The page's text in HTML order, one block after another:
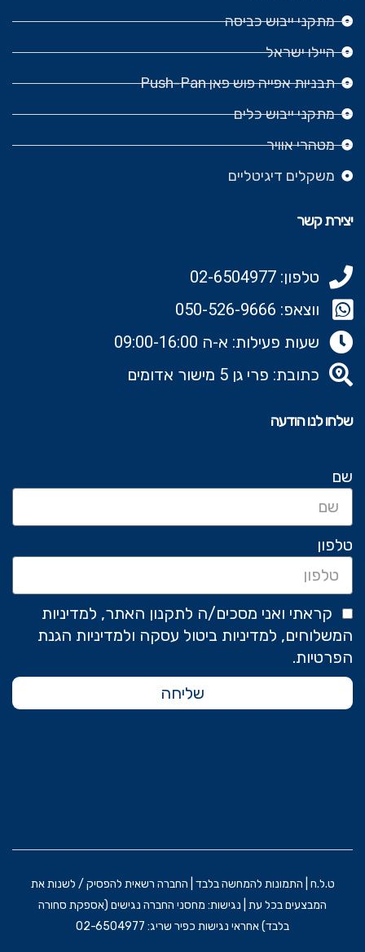
מתקני ייבוש כביסה
היילו ישראל
תבניות אפייה פוש פאן Push-Pan
מתקני ייבוש כלים
מטהרי אוויר
משקלים דיגיטליים
יצירת קשר
טלפון: 02-6504977
ווצאפ: 050-526-9666‬
שעות פעילות: א-ה 09:00-16:00
כתובת: פרי גן 5 מישור אדומים
שלחו לנו הודעה
שם
טלפון
קראתי ואני מסכים/ה לתקנון האתר, למדיניות
המשלוחים, למדיניות ביטול עסקה ולמדיניות הגנת
הפרטיות.
שליחה
ט.ל.ח | התמונות להמחשה בלבד | החברה רשאית להפסיק / לשנות את
המבצעים בכל עת | נגישות: מחסני החברה נגישים (אספקת סחורה
בלבד) אחראי נגישות כפיר שריג: 02-6504977